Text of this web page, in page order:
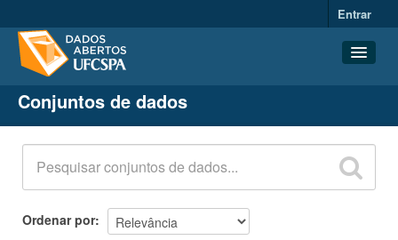
Entrar
Conjuntos de dados
Organizações
Grupos
Sobre
Conjuntos de dados
Ordenar por